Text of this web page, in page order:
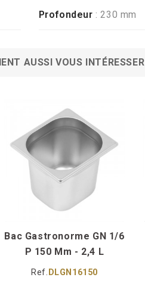
Profondeur : 230 mm
AUSSI VOUS INTÉRESSER
Bac Gastronorme GN 1/6
P 150 Mm - 2,4 L
Ref. DLGN16150